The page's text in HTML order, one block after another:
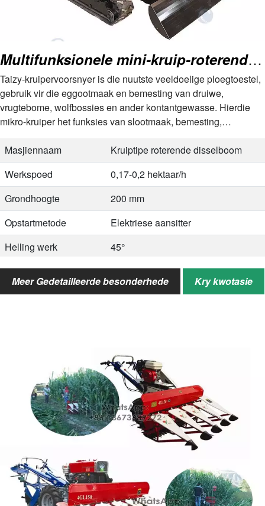
Multifunksionele mini-kruip-roterende disselboom
Taizy-kruipervoorsnyer is die nuutste veeldoelige ploegtoestel,
gebruik vir die eggootmaak en bemesting van druiwe,
vrugtebome, wolfbossies en ander kontantgewasse. Hierdie
mikro-kruiper het funksies van slootmaak, bemesting,
kunsmis + organiese kunsmis), skeiding van eggoot…
Masjiennaam
Kruiptipe roterende disselboom
Werkspoed
0,17-0,2 hektaar/h
Grondhoogte
200 mm
Opstartmetode
Elektriese aansitter
Helling werk
45°
Roterende bewerking
breedte
1000 mm
Meer Gedetailleerde besonderhede Kry kwotasie